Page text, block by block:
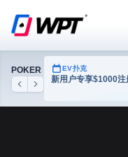
POKER
Previous
Next
热门 EV扑克
新用户专享$1000注